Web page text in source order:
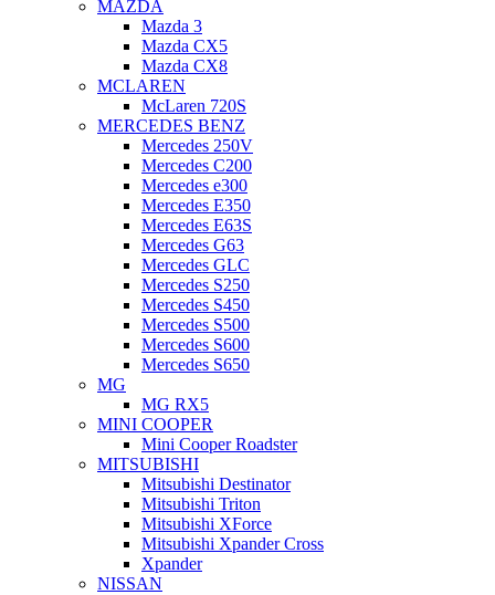
MAZDA
Mazda 3
Mazda CX5
Mazda CX8
MCLAREN
McLaren 720S
MERCEDES BENZ
Mercedes 250V
Mercedes C200
Mercedes e300
Mercedes E350
Mercedes E63S
Mercedes G63
Mercedes GLC
Mercedes S250
Mercedes S450
Mercedes S500
Mercedes S600
Mercedes S650
MG
MG RX5
MINI COOPER
Mini Cooper Roadster
MITSUBISHI
Mitsubishi Destinator
Mitsubishi Triton
Mitsubishi XForce
Mitsubishi Xpander Cross
Xpander
NISSAN